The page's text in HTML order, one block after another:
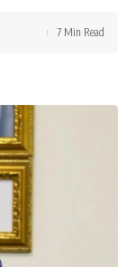
7 Min Read